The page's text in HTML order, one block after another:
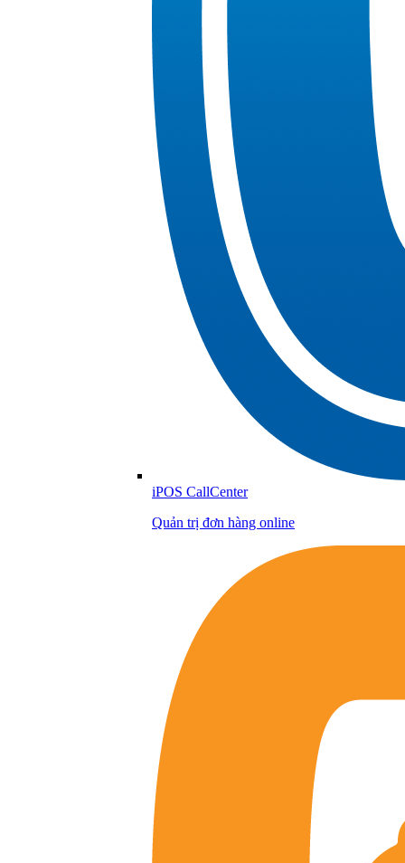
iPOS CallCenter
Quản trị đơn hàng online